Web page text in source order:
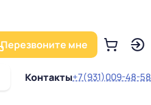
Перезвоните мне
Контакты+7(931)009-48-58